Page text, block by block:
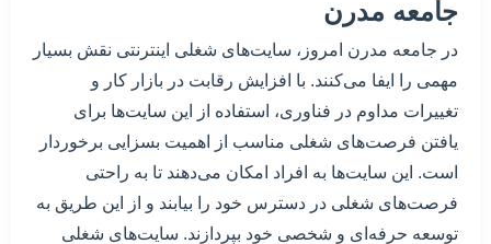
جامعه مدرن
در جامعه مدرن امروز، سایت‌های شغلی اینترنتی نقش بسیار
مهمی را ایفا می‌کنند. با افزایش رقابت در بازار کار و
تغییرات مداوم در فناوری، استفاده از این سایت‌ها برای
یافتن فرصت‌های شغلی مناسب از اهمیت بسزایی برخوردار
است. این سایت‌ها به افراد امکان می‌دهند تا به راحتی
فرصت‌های شغلی در دسترس خود را بیابند و از این طریق به
توسعه حرفه‌ای و شخصی خود بپردازند. سایت‌های شغلی